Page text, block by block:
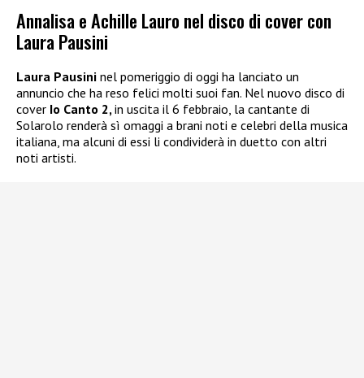
Annalisa e Achille Lauro nel disco di cover con
Laura Pausini
Laura Pausini nel pomeriggio di oggi ha lanciato un
annuncio che ha reso felici molti suoi fan. Nel nuovo disco di
cover Io Canto 2,in uscita il 6 febbraio, la cantante di
Solarolo renderà sì omaggi a brani noti e celebri della musica
italiana, ma alcuni di essi li condividerà in duetto con altri
noti artisti.